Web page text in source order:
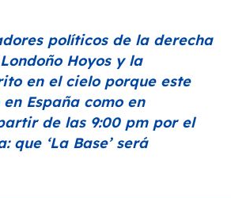
políticos de la derecha
Hoyos y la
en el cielo porque este
España como en
de las 9:00 pm por el
que ‘La Base’será